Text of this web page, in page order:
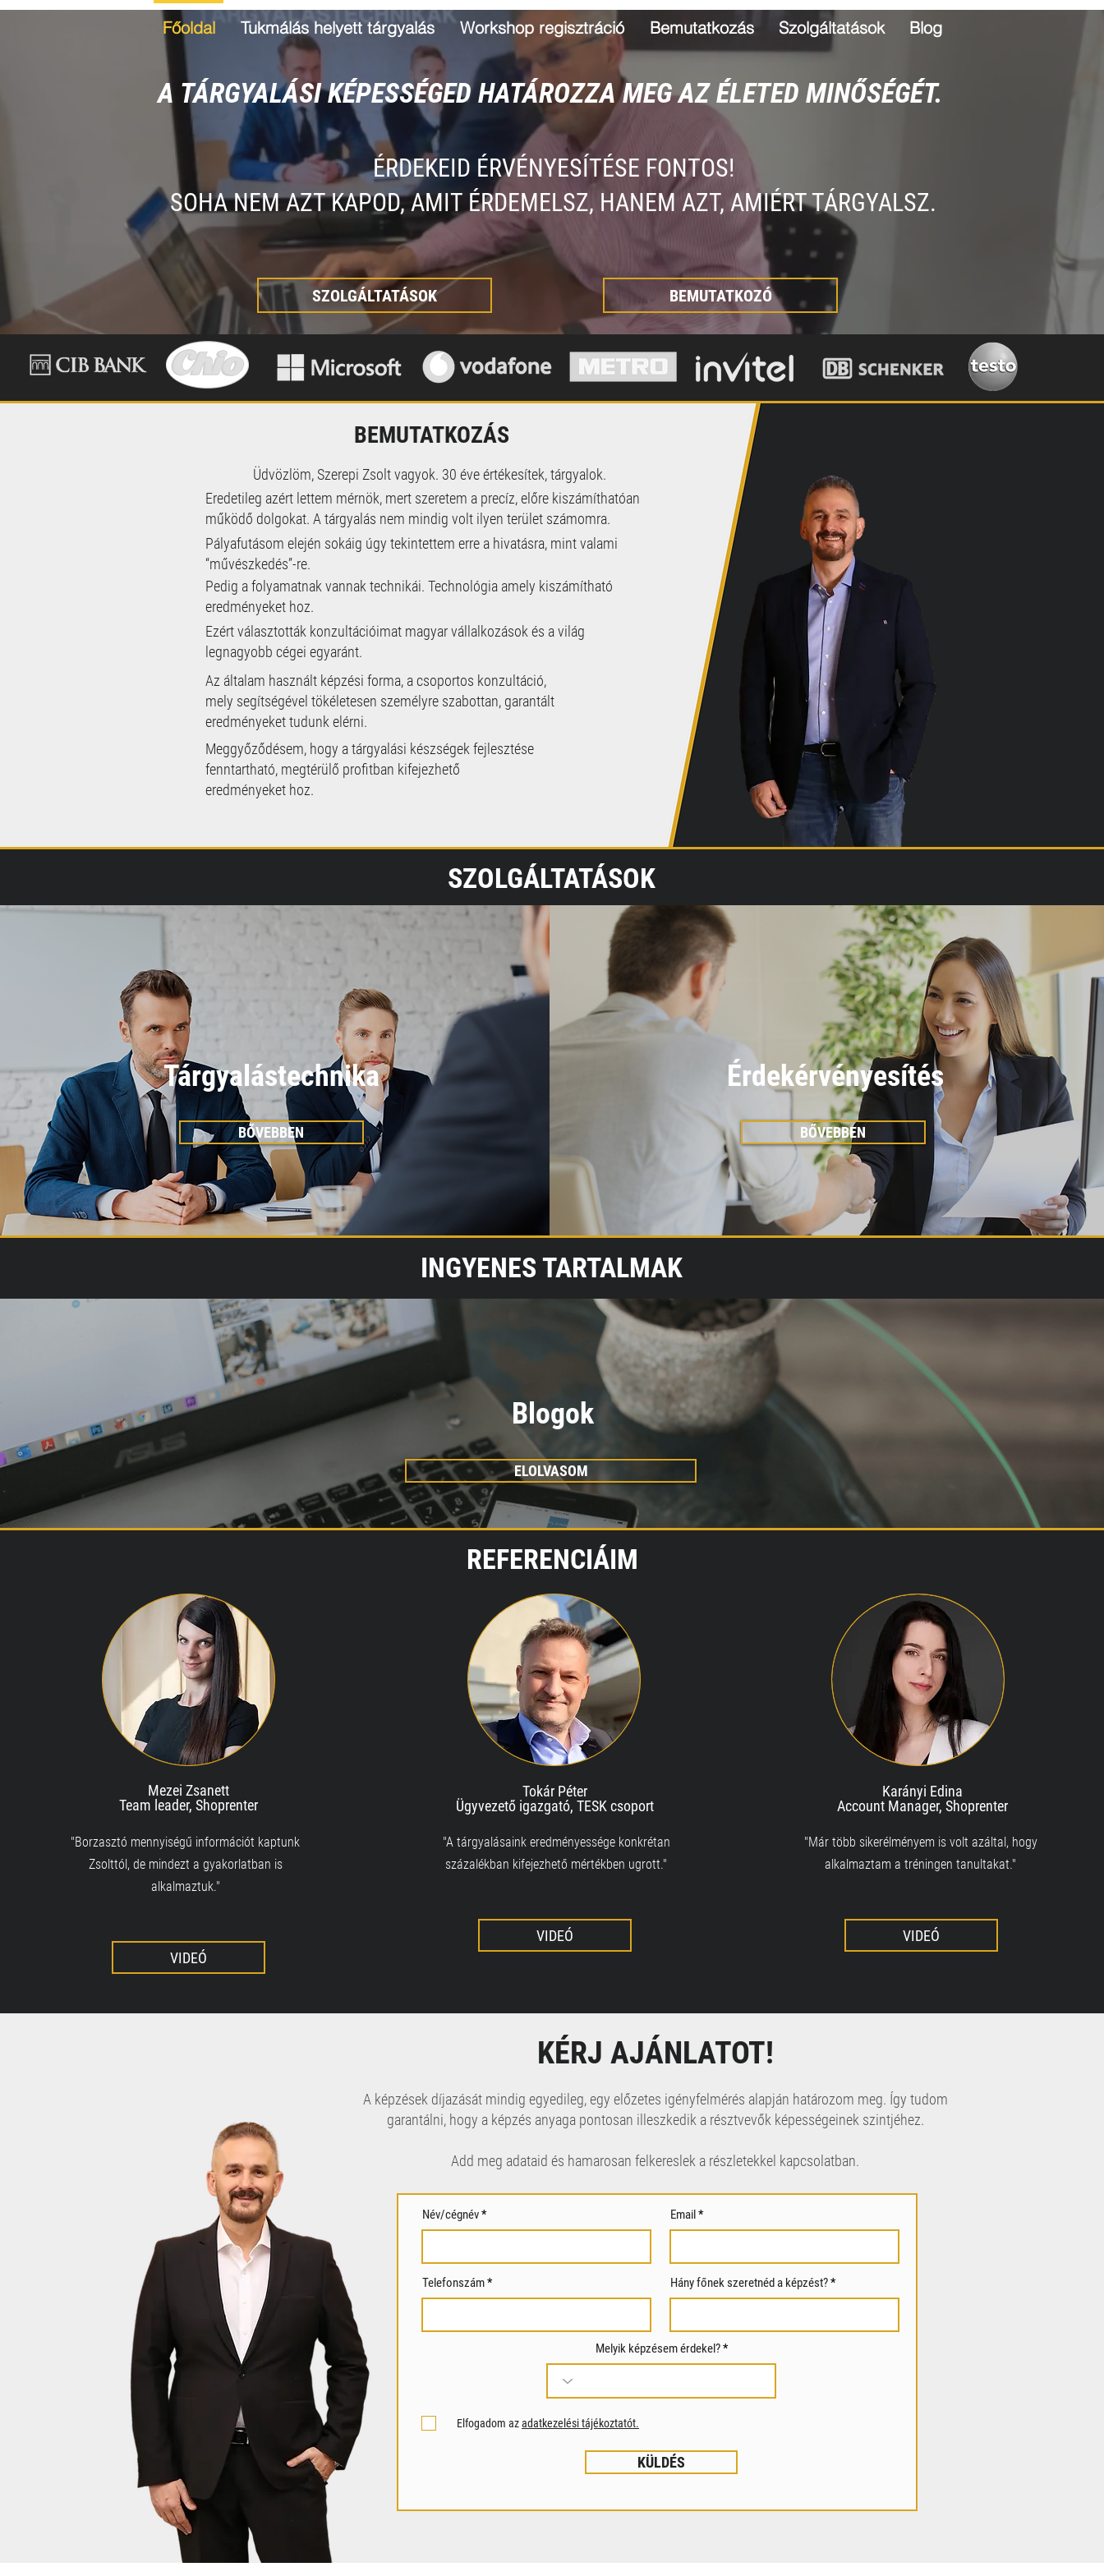
Főoldal Tukmálás helyett tárgyalás Workshop regisztráció Bemutatkozás Szolgáltatások Blog
A TÁRGYALÁSI KÉPESSÉGED HATÁROZZA MEG AZ ÉLETED MINŐSÉGÉT.
ÉRDEKEID ÉRVÉNYESÍTÉSE FONTOS!
SOHA NEM AZT KAPOD, AMIT ÉRDEMELSZ, HANEM AZT, AMIÉRT TÁRGYALSZ.
SZOLGÁLTATÁSOK BEMUTATKOZÓ
BEMUTATKOZÁS
Üdvözlöm, Szerepi Zsolt vagyok. 30 éve értékesítek, tárgyalok.
Eredetileg azért lettem mérnök, mert szeretem a precíz, előre kiszámíthatóan
működő dolgokat. A tárgyalás nem mindig volt ilyen terület számomra.
Pályafutásom elején sokáig úgy tekintettem erre a hivatásra, mint valami
“művészkedés”-re.
Pedig a folyamatnak vannak technikái. Technológia amely kiszámítható
eredményeket hoz.
Ezért választották konzultációimat magyar vállalkozások és a világ
legnagyobb cégei egyaránt.
Az általam használt képzési forma, a csoportos konzultáció,
mely segítségével tökéletesen személyre szabottan, garantált
eredményeket tudunk elérni.
Meggyőződésem, hogy a tárgyalási készségek fejlesztése
fenntartható, megtérülő profitban kifejezhető
eredményeket hoz.
SZOLGÁLTATÁSOK
Tárgyalástechnika
BŐVEBBEN
Érdekérvényesítés
BŐVEBBEN
INGYENES TARTALMAK
Blogok
ELOLVASOM
REFERENCIÁIM
Mezei Zsanett
Team leader, Shoprenter
"Borzasztó mennyiségű információt kaptunk
Zsolttól, de mindezt a gyakorlatban is
alkalmaztuk."
VIDEÓ
Tokár Péter
Ügyvezető igazgató, TESK csoport
"A tárgyalásaink eredményessége konkrétan
százalékban kifejezhető mértékben ugrott."
VIDEÓ
Karányi Edina
Account Manager, Shoprenter
"Már több sikerélményem is volt azáltal, hogy
alkalmaztam a tréningen tanultakat."
VIDEÓ
KÉRJ AJÁNLATOT!
A képzések díjazását mindig egyedileg, egy előzetes igényfelmérés alapján határozom meg. Így tudom
garantálni, hogy a képzés anyaga pontosan illeszkedik a résztvevők képességeinek szintjéhez.
Add meg adataid és hamarosan felkereslek a részletekkel kapcsolatban.
Név/cégnév
Telefonszám
Email
Hány főnek szeretnéd a képzést?
Melyik képzésem érdekel?
Elfogadom azadatkezelési tájékoztatót.
KÜLDÉS